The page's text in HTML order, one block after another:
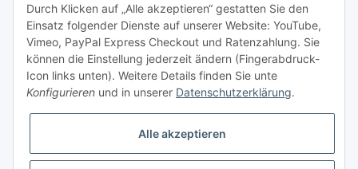
Gesetzliche Informationen
Vertrag widerrufen
Durch Klicken auf „Alle akzeptieren“ gestatten Sie den
Einsatz folgender Dienste auf unserer Website: YouTube,
Vimeo, PayPal Express Checkout und Ratenzahlung. Sie
können die Einstellung jederzeit ändern (Fingerabdruck-
Icon links unten). Weitere Details finden Sie unte
Konfigurieren und in unserer Datenschutzerklärung.
Alle akzeptieren